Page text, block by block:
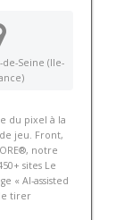
de-Seine (Ile-
du pixel à la
jeu. Front,
notre
sites Le
« AI-assisted
tirer